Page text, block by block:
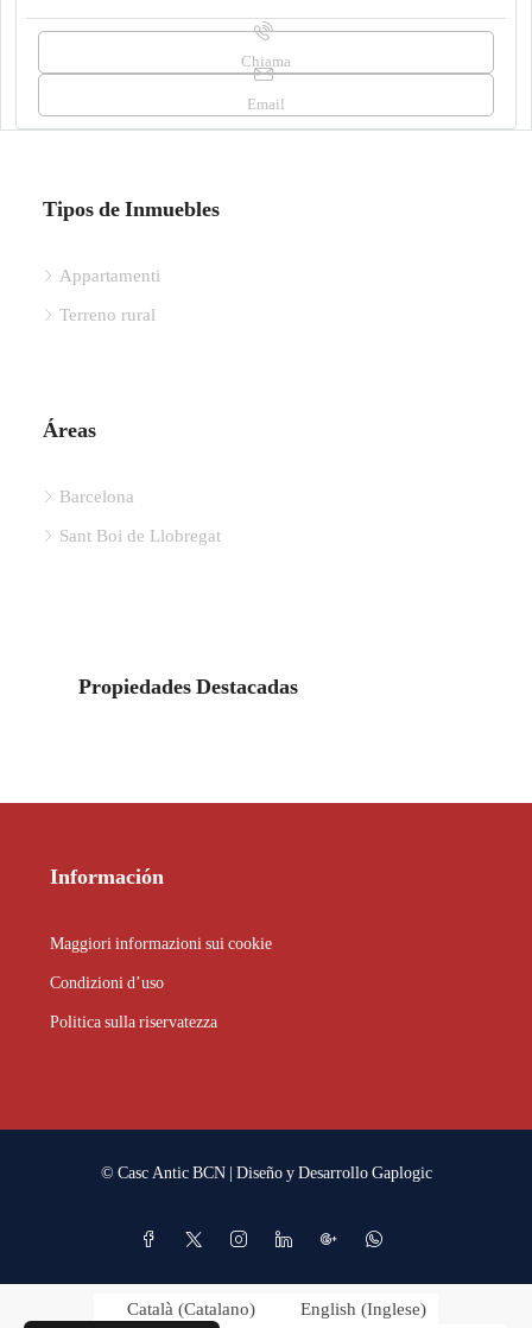
Chiama
Email
Tipos de Inmuebles
Appartamenti
Terreno rural
Áreas
Barcelona
Sant Boi de Llobregat
Propiedades Destacadas
Información
Maggiori informazioni sui cookie
Condizioni d’uso
Politica sulla riservatezza
© Casc Antic BCN | Diseño y DesarrolloGaplogic
Català (Catalano) English (Inglese)